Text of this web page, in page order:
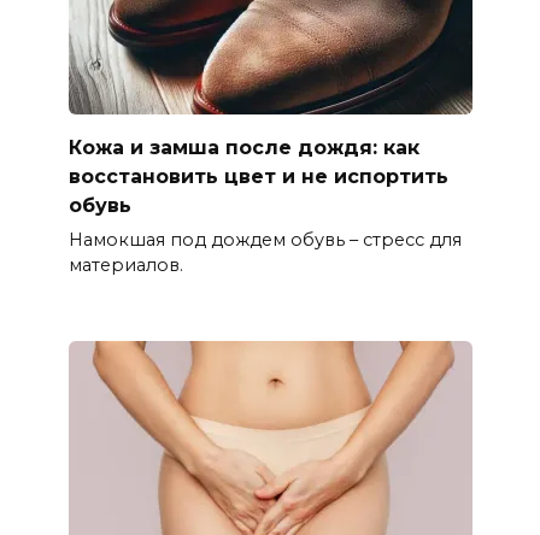
Кожа и замша после дождя: как
восстановить цвет и не испортить
обувь
Намокшая под дождем обувь – стресс для
материалов.